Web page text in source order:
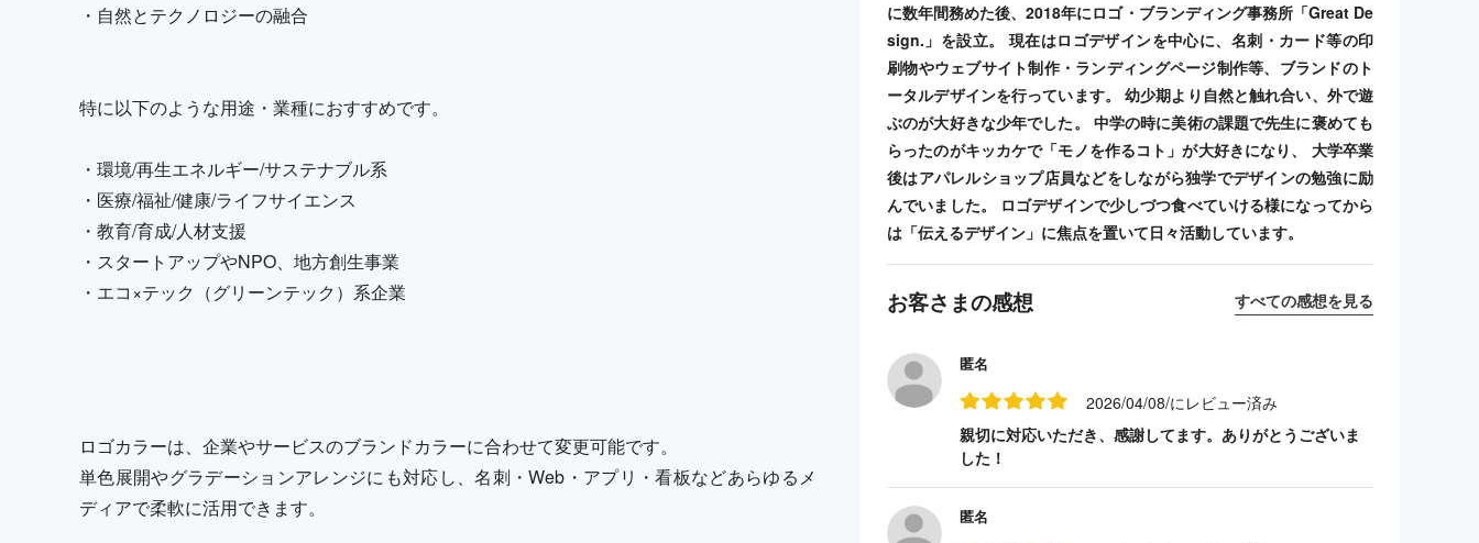
・自然とテクノロジーの融合
特に以下のような用途・業種におすすめです。
・環境/再生エネルギー/サステナブル系
・医療/福祉/健康/ライフサイエンス
・教育/育成/人材支援
・スタートアップやNPO、地方創生事業
・エコ×テック（グリーンテック）系企業
ロゴカラーは、企業やサービスのブランドカラーに合わせて変更可能です。
単色展開やグラデーションアレンジにも対応し、名刺・Web・アプリ・看板などあらゆるメ
ディアで柔軟に活用できます。
に数年間務めた後、2018年にロゴ・ブランディング事務所「Great De
sign.」を設立。 現在はロゴデザインを中心に、名刺・カード等の印
刷物やウェブサイト制作・ランディングページ制作等、ブランドのト
ータルデザインを行っています。 幼少期より自然と触れ合い、外で遊
ぶのが大好きな少年でした。 中学の時に美術の課題で先生に褒めても
らったのがキッカケで「モノを作るコト」が大好きになり、 大学卒業
後はアパレルショップ店員などをしながら独学でデザインの勉強に励
んでいました。 ロゴデザインで少しづつ食べていける様になってから
は「伝えるデザイン」に焦点を置いて日々活動しています。
お客さまの感想 すべての感想を見る
匿名
2026/04/08/にレビュー済み
親切に対応いただき、感謝してます。ありがとうございま
した！
匿名